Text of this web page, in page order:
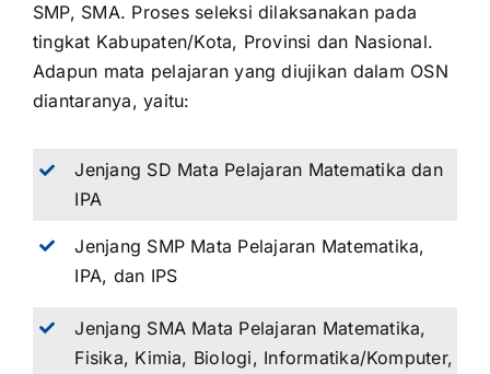
SMP, SMA. Proses seleksi dilaksanakan pada
tingkat Kabupaten/Kota, Provinsi dan Nasional.
Adapun mata pelajaran yang diujikan dalam OSN
diantaranya, yaitu:
Jenjang SD Mata Pelajaran Matematika dan
IPA
Jenjang SMP Mata Pelajaran Matematika,
IPA, dan IPS
Jenjang SMA Mata Pelajaran Matematika,
Fisika, Kimia, Biologi, Informatika/Komputer,